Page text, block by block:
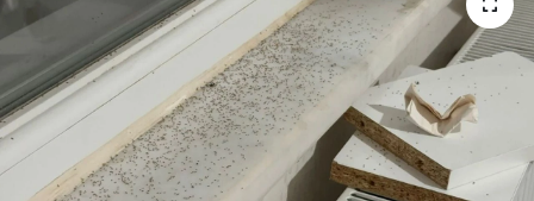
Siyaset
Spor